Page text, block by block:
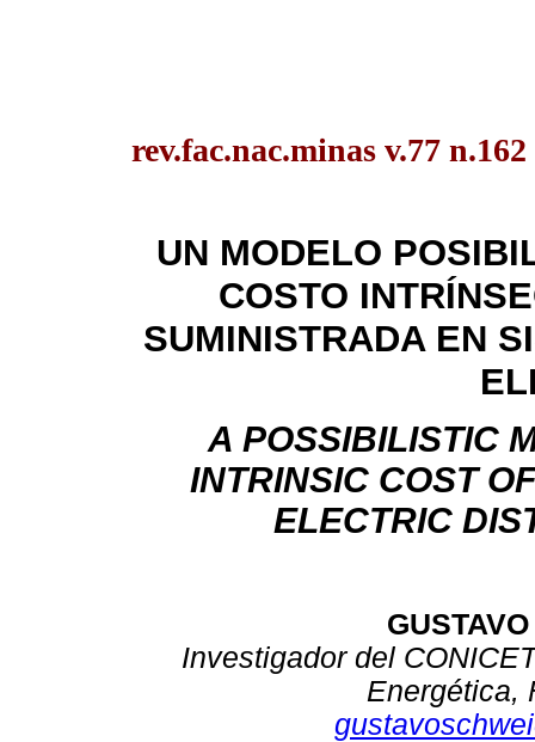
rev.fac.nac.minas v.77
UN MODELO
COSTO
SUMINISTRADA EN
A POSSIBILISTIC
INTRINSIC COST
ELECTRIC
Investigador del
Energética,